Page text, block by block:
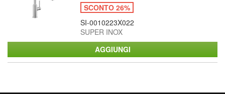
SCONTO 26%
SI-0010223X022
SUPER INOX